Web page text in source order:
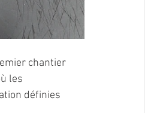
chantier
les
définies